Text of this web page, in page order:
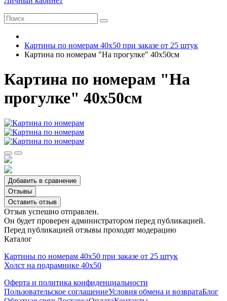
Картины по номерам 40х50 при заказе от 25 штук
Картина по номерам "На прогулке" 40х50см
Картина по номерам "На
прогулке" 40х50см
Добавить в сравнение
Отзывы
Оставить отзыв
Отзыв успешно отправлен.
Он будет проверен администратором перед публикацией.
Перед публикацией отзывы проходят модерацию
Каталог
Картины по номерам 40х50 при заказе от 25 штук
Холст на подрамнике 40х50
Оферта и политика конфиденциальности
Пользовательское соглашениеУсловия обмена и возвратаБлог